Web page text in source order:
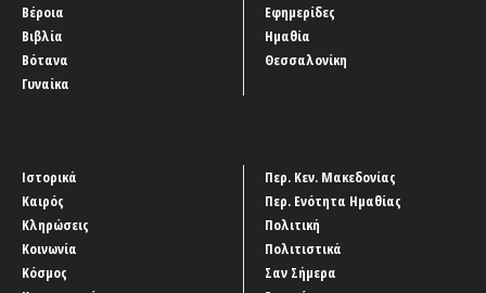
Βέροια
Βιβλία
Βότανα
Γυναίκα
Εφημερίδες
Ημαθία
Θεσσαλονίκη
Ιστορικά
Καιρός
Κληρώσεις
Κοινωνία
Κόσμος
Περ. Κεν. Μακεδονίας
Περ. Ενότητα Ημαθίας
Πολιτική
Πολιτιστικά
Σαν Σήμερα